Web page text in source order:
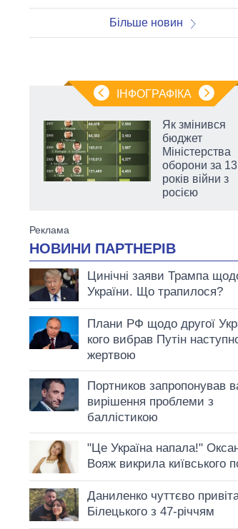
Більше новин
ІНФОГРАФІКА
Як змінився
бюджет
Міністерства
оборони за 13
років війни з
росією